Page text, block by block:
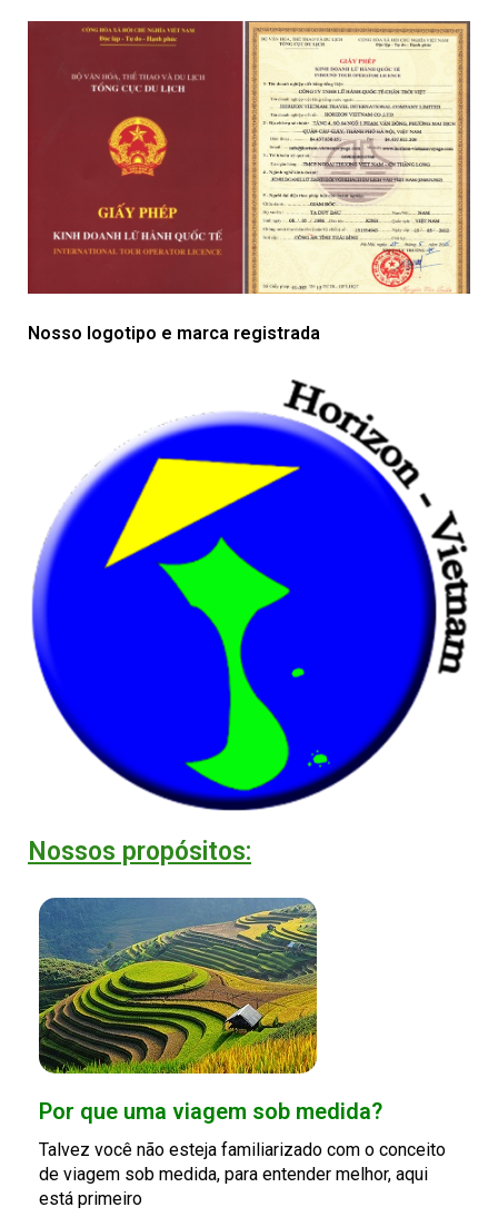
Nosso logotipo e marca registrada
Nossos propósitos:
Por que uma viagem sob medida?
Talvez você não esteja familiarizado com o conceito
de viagem sob medida, para entender melhor, aqui
está primeiro